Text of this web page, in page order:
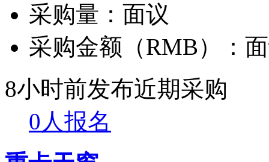
采购量： 面议
采购金额（RMB）：
8小时前发布近期采购
0人报名